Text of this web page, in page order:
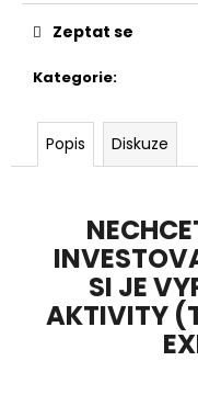
Kategorie:
Zeptat se
Popis Diskuze
SI JE
AKTIVITY